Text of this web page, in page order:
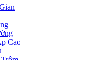
Cao